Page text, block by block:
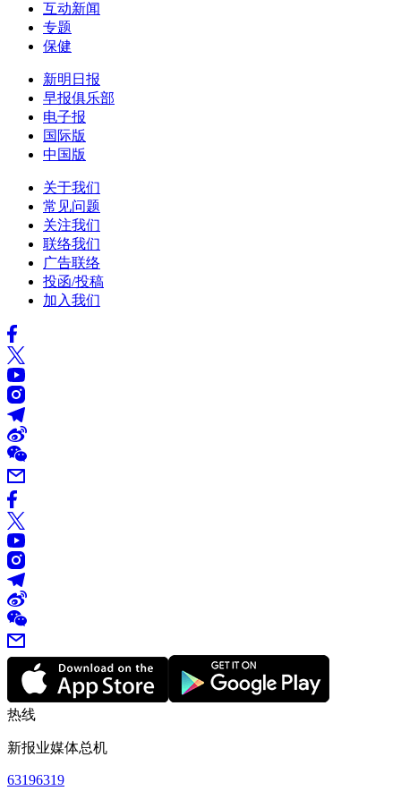
互动新闻
专题
保健
新明日报
早报俱乐部
电子报
国际版
中国版
关于我们
常见问题
关注我们
联络我们
广告联络
投函/投稿
加入我们
热线
新报业媒体总机
63196319